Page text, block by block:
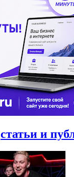
статьи и